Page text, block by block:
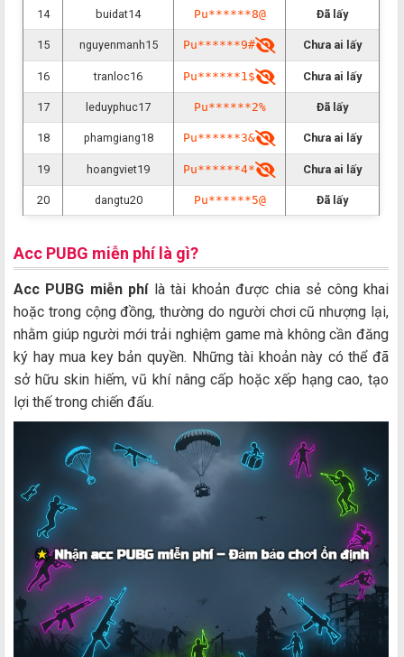
14 buidat14 Pu******8@ Đã lấy
15 nguyenmanh15 Pu******9# Chưa ai lấy
16 tranloc16 Pu******1$ Chưa ai lấy
17 leduyphuc17 Pu******2% Đã lấy
18 phamgiang18 Pu******3& Chưa ai lấy
19 hoangviet19 Pu******4* Chưa ai lấy
20 dangtu20 Pu******5@ Đã lấy
Acc PUBG miễn phí là gì?
Acc PUBG miễn phílà tài khoản được chia sẻ công khai
hoặc trong cộng đồng, thường do người chơi cũ nhượng lại,
nhằm giúp người mới trải nghiệm game mà không cần đăng
ký hay mua key bản quyền. Những tài khoản này có thể đã
sở hữu skin hiếm, vũ khí nâng cấp hoặc xếp hạng cao, tạo
lợi thế trong chiến đấu.